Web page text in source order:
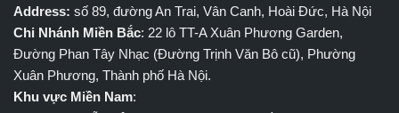
Address: số 89, đường An Trai, Vân Canh, Hoài Đức, Hà Nội
Chi Nhánh Miền Bắc: 22 lô TT-A Xuân Phương Garden,
Đường Phan Tây Nhạc (Đường Trịnh Văn Bô cũ), Phường
Xuân Phương, Thành phố Hà Nội.
Khu vực Miền Nam: